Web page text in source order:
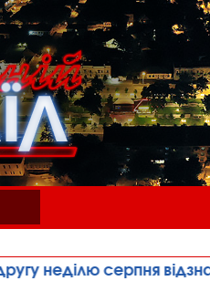
День працівників